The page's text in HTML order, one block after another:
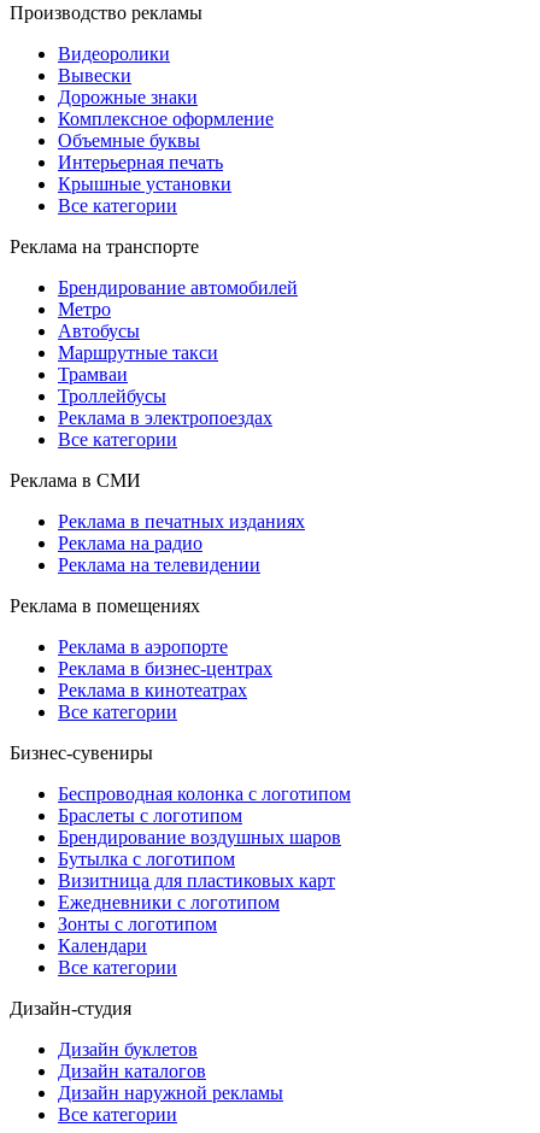
Производство рекламы
Видеоролики
Вывески
Дорожные знаки
Комплексное оформление
Объемные буквы
Интерьерная печать
Крышные установки
Все категории
Реклама на транспорте
Брендирование автомобилей
Метро
Автобусы
Маршрутные такси
Трамваи
Троллейбусы
Реклама в электропоездах
Все категории
Реклама в СМИ
Реклама в печатных изданиях
Реклама на радио
Реклама на телевидении
Реклама в помещениях
Реклама в аэропорте
Реклама в бизнес-центрах
Реклама в кинотеатрах
Все категории
Бизнес-сувениры
Беспроводная колонка с логотипом
Браслеты с логотипом
Брендирование воздушных шаров
Бутылка с логотипом
Визитница для пластиковых карт
Ежедневники с логотипом
Зонты с логотипом
Календари
Все категории
Дизайн-студия
Дизайн буклетов
Дизайн каталогов
Дизайн наружной рекламы
Все категории